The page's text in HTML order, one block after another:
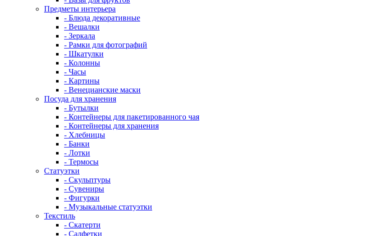
Предметы интерьера
- Блюда декоративные
- Вешалки
- Зеркала
- Рамки для фотографий
- Шкатулки
- Колонны
- Часы
- Картины
- Венецианские маски
Посуда для хранения
- Бутылки
- Контейнеры для пакетированного чая
- Контейнеры для хранения
- Хлебницы
- Банки
- Лотки
- Термосы
Статуэтки
- Скульптуры
- Сувениры
- Фигурки
- Музыкальные статуэтки
Текстиль
- Скатерти
- Салфетки